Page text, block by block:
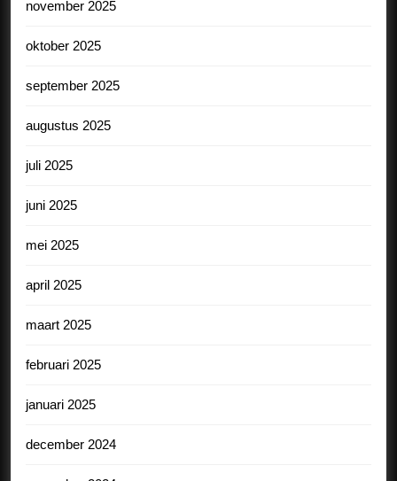
november 2025
oktober 2025
september 2025
augustus 2025
juli 2025
juni 2025
mei 2025
april 2025
maart 2025
februari 2025
januari 2025
december 2024